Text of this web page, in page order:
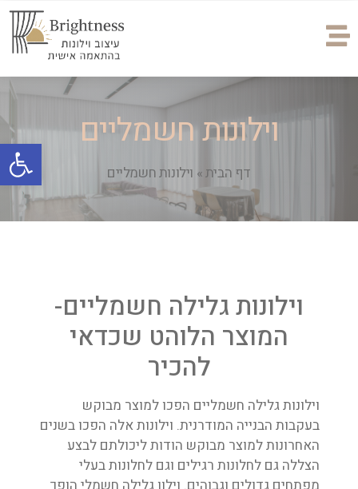
וילונות חשמליים
דף הבית» וילונות חשמליים
וילונות גלילה חשמליים-
המוצר הלוהט שכדאי
להכיר
וילונות גלילה חשמליים הפכו למוצר מבוקש
בעקבות הבנייה המודרנית. וילונות אלה הפכו בשנים
האחרונות למוצר מבוקש הודות ליכולתם לבצע
הצללה גם לחלונות רגילים וגם לחלונות בעלי